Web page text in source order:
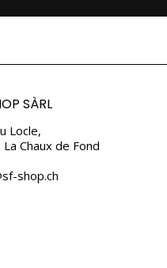
SÀRL
Locle,
Chaux de Fond
shop.ch